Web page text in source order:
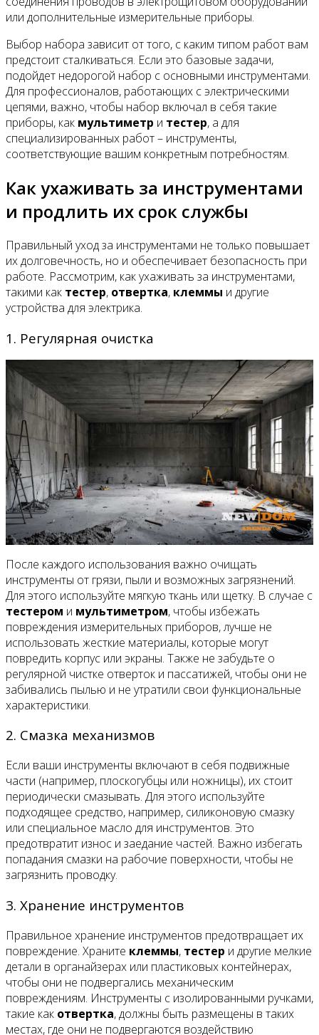
или дополнительные измерительные приборы.
Выбор набора зависит от того, с каким типом работ вам
предстоит сталкиваться. Если это базовые задачи,
подойдет недорогой набор с основными инструментами.
Для профессионалов, работающих с электрическими
цепями, важно, чтобы набор включал в себя такие
приборы, как мультиметр и тестер, а для
специализированных работ – инструменты,
соответствующие вашим конкретным потребностям.
Как ухаживать за инструментами
и продлить их срок службы
Правильный уход за инструментами не только повышает
их долговечность, но и обеспечивает безопасность при
работе. Рассмотрим, как ухаживать за инструментами,
такими как тестер, отвертка, клеммы и другие
устройства для электрика.
1. Регулярная очистка
После каждого использования важно очищать
инструменты от грязи, пыли и возможных загрязнений.
Для этого используйте мягкую ткань или щетку. В случае с
тестером и мультиметром, чтобы избежать
повреждения измерительных приборов, лучше не
использовать жесткие материалы, которые могут
повредить корпус или экраны. Также не забудьте о
регулярной чистке отверток и пассатижей, чтобы они не
забивались пылью и не утратили свои функциональные
характеристики.
2. Смазка механизмов
Если ваши инструменты включают в себя подвижные
части (например, плоскогубцы или ножницы), их стоит
периодически смазывать. Для этого используйте
подходящее средство, например, силиконовую смазку
или специальное масло для инструментов. Это
предотвратит износ и заедание частей. Важно избегать
попадания смазки на рабочие поверхности, чтобы не
загрязнить проводку.
3. Хранение инструментов
Правильное хранение инструментов предотвращает их
повреждение. Храните клеммы, тестер и другие мелкие
детали в органайзерах или пластиковых контейнерах,
чтобы они не подвергались механическим
повреждениям. Инструменты с изолированными ручками,
такие как отвертка, должны быть размещены в таких
местах, где они не подвергаются воздействию